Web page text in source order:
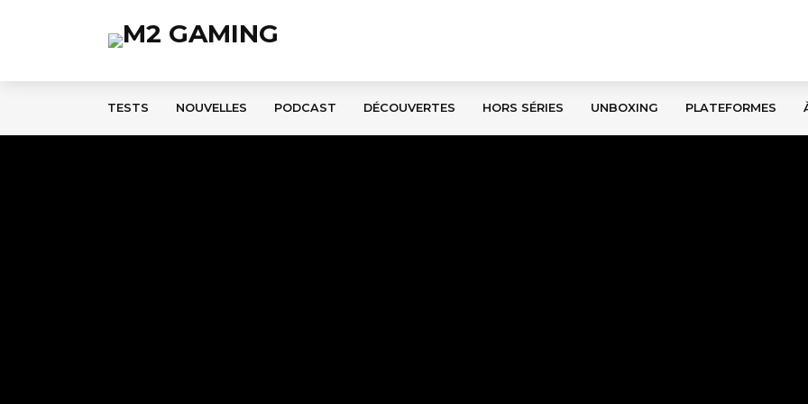
TESTS NOUVELLES PODCAST DÉCOUVERTES HORS SÉRIES UNBOXING PLATEFORMES